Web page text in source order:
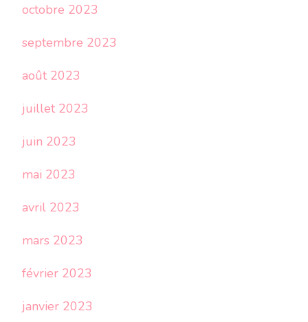
octobre 2023
septembre 2023
août 2023
juillet 2023
juin 2023
mai 2023
avril 2023
mars 2023
février 2023
janvier 2023